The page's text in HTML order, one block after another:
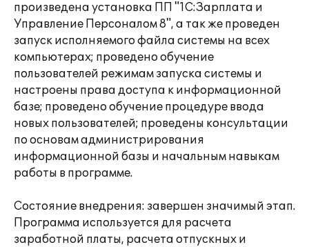
произведена установка ПП "1С:Зарплата и
Управление Персоналом 8", а так же проведен
запуск исполняемого файла системы на всех
компьютерах; проведено обучение
пользователей режимам запуска системы и
настроены права доступа к информационной
базе; проведено обучение процедуре ввода
новых пользователей; проведены консультации
по основам администрирования
информационной базы и начальным навыкам
работы в программе.
Состояние внедрения: завершен значимый этап.
Программа используется для расчета
заработной платы, расчета отпускных и